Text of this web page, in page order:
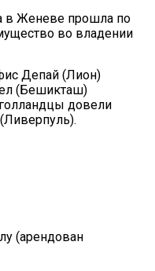
в Женеве прошла по
во владении
Депай (Лион)
(Бешикташ)
довели
(арендован